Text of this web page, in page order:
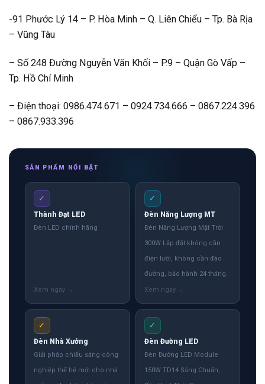
-91 Phước Lý 14 – P. Hòa Minh – Q. Liên Chiểu – Tp. Bà Rịa
– Vũng Tàu
– Số 248 Đường Nguyễn Văn Khối – P.9 – Quận Gò Vấp –
Tp. Hồ Chí Minh
– Điện thoại: 0986.474.671 – 0924.734.666 – 0867.224.396
– 0867.933.396
SẢN PHẨM NỔI BẬT
✓
Thành Đạt LED
Đèn LED chính hãng
✓
Đèn Năng Lượng MT
Đèn Năng Lượng Mặt Trời
300W Lắp đặt không cần
điện lưới, không cần đào
đường, bảo hành 24 tháng.
✓
Đèn Nhà Xưởng
Giải pháp chiếu sáng công
nghiệp thế hệ mới cho nhà
✓
Đèn Đường LED
Đèn Đường LED Module
150W TD14 Sáng Chuẩn,